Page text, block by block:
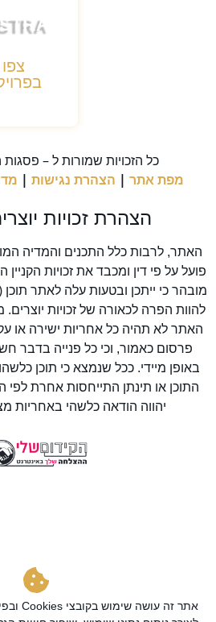
צפו
כל הזכויות שמורות ל – פסגות
מפת אתר | הצהרת נגישות |
הצהרת זכויות
האתר, לרבות כלל התכנים והמדיה
פועל על פי דין ומכבד את זכויות
מובהר כי ייתכן ובטעות עלה לאתר
להוות הפרה לכאורה של זכויות יוצרים.
האתר לא תהיה כל אחריות ישירה או
פרסום כאמור, וכי כל פנייה בדבר
באופן מיידי. ככל שנמצא כי תוכן
התוכן או תינתן התייחסות אחרת לפי
יהווה הודאה כלשהי באחריות